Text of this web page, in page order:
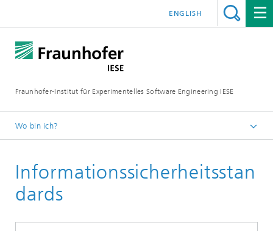
Fraunhofer-Institut für Experimentelles Software Engineering IESE
ENGLISH
Wo bin ich?
Informationssicherheitsstan
dards